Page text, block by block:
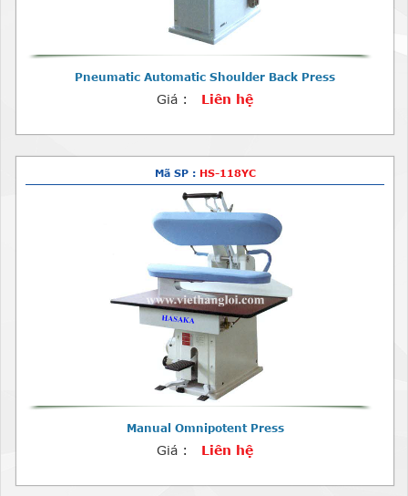
Pneumatic Automatic Shoulder Back Press
Giá : Liên hệ
Mã SP : HS-118YC
Manual Omnipotent Press
Giá : Liên hệ